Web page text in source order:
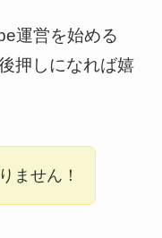
運営を始める
押しになれば嬉
ません！